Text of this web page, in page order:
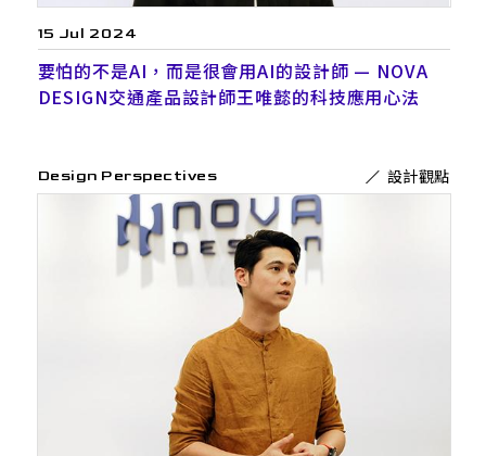
15 Jul 2024
要怕的不是AI，而是很會用AI的設計師 — NOVA
DESIGN交通產品設計師王唯懿的科技應用心法
Design Perspectives 設計觀點